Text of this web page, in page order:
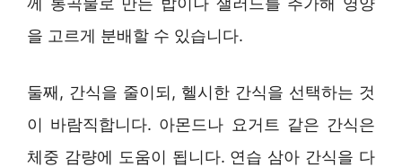
을 고르게 분배할 수 있습니다.
둘째, 간식을 줄이되, 헬시한 간식을 선택하는 것
이 바람직합니다. 아몬드나 요거트 같은 간식은
체중 감량에 도움이 됩니다. 연습 삼아 간식을 다